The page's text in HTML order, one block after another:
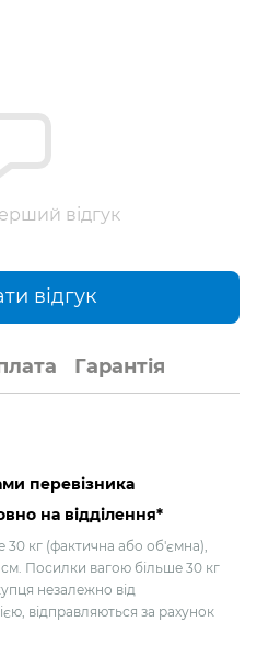
відгук
відгук
Гарантія
перевізника
на відділення*
30 кг (фактична або об'ємна),
Посилки вагою більше 30 кг
незалежно від
відправляються за рахунок